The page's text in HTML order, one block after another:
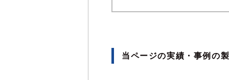
当ページの実績・事例の